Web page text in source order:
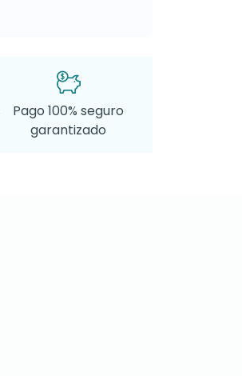
Pago 100% seguro
garantizado